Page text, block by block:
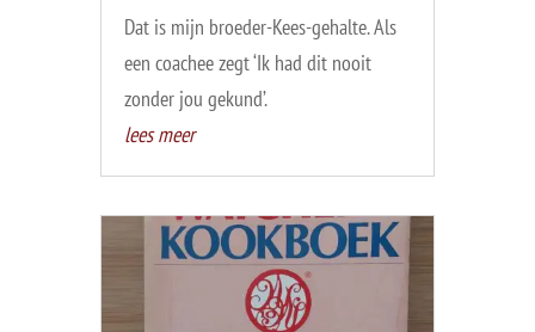
Dat is mijn broeder-Kees-gehalte. Als
een coachee zegt ‘Ik had dit nooit
zonder jou gekund’.
lees meer